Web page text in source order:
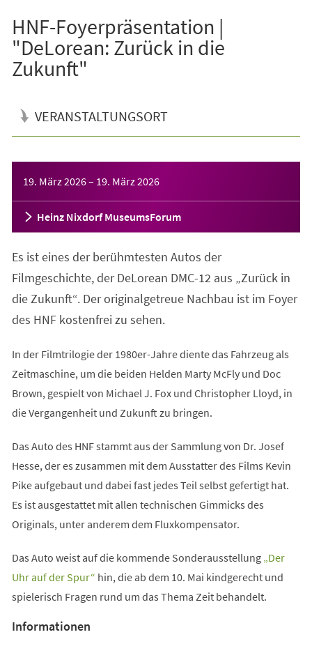
HNF-Foyerpräsentation |
"DeLorean: Zurück in die
Zukunft"
VERANSTALTUNGSORT
19. März 2026– 19. März 2026
Heinz Nixdorf MuseumsForum
Es ist eines der berühmtesten Autos der
Filmgeschichte, der DeLorean DMC-12 aus „Zurück in
die Zukunft“. Der originalgetreue Nachbau ist im Foyer
des HNF kostenfrei zu sehen.
In der Filmtrilogie der 1980er-Jahre diente das Fahrzeug als
Zeitmaschine, um die beiden Helden Marty McFly und Doc
Brown, gespielt von Michael J. Fox und Christopher Lloyd, in
die Vergangenheit und Zukunft zu bringen.
Das Auto des HNF stammt aus der Sammlung von Dr. Josef
Hesse, der es zusammen mit dem Ausstatter des Films Kevin
Pike aufgebaut und dabei fast jedes Teil selbst gefertigt hat.
Es ist ausgestattet mit allen technischen Gimmicks des
Originals, unter anderem dem Fluxkompensator.
Das Auto weist auf die kommende Sonderausstellung „Der
Uhr auf der Spur“
(Öffnet
neuen
hin, die ab dem 10. Mai kindgerecht und
spielerisch Fragen rund um das Thema Zeit behandelt.
Informationen